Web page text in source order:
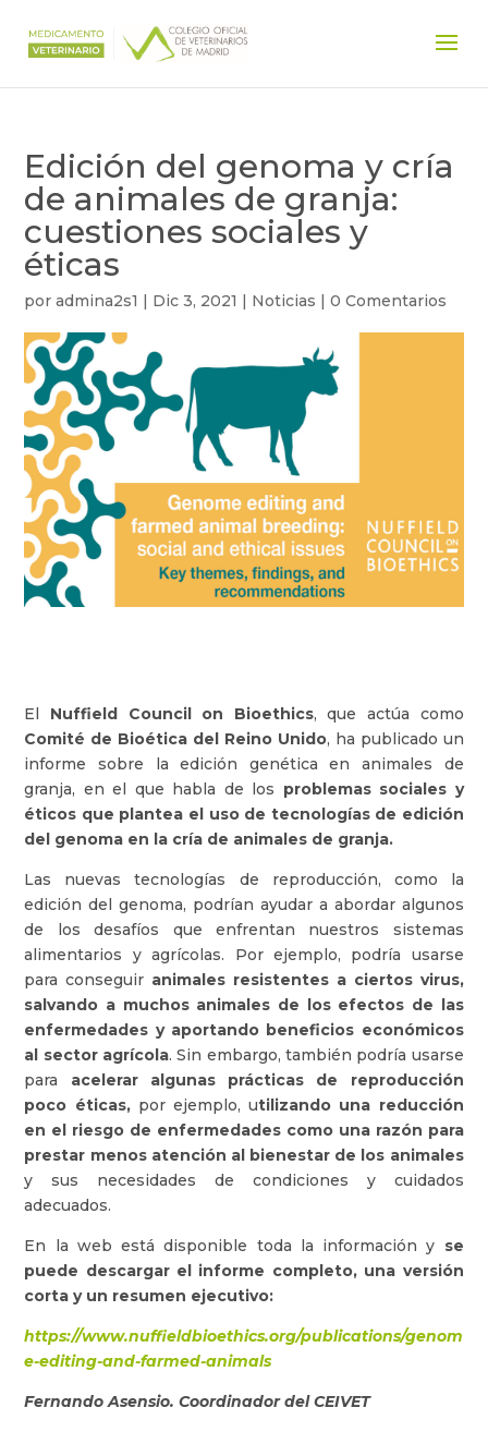
Edición del genoma y cría
de animales de granja:
cuestiones sociales y
éticas
poradmina2s1 | Dic 3, 2021 | Noticias |0 Comentarios
El Nuffield Council on Bioethics, que actúa como
Comité de Bioética del Reino Unido, ha publicado un
informe sobre la edición genética en animales de
granja, en el que habla de los problemas sociales y
éticos que plantea el uso de tecnologías de edición
del genoma en la cría de animales de granja.
Las nuevas tecnologías de reproducción, como la
edición del genoma, podrían ayudar a abordar algunos
de los desafíos que enfrentan nuestros sistemas
alimentarios y agrícolas. Por ejemplo, podría usarse
para conseguir animales resistentes a ciertos virus,
salvando a muchos animales de los efectos de las
enfermedades y aportando beneficios económicos
al sector agrícola. Sin embargo, también podría usarse
para acelerar algunas prácticas de reproducción
poco éticas,por ejemplo, utilizando una reducción
en el riesgo de enfermedades como una razón para
prestar menos atención al bienestar de los animales
y sus necesidades de condiciones y cuidados
adecuados.
En la web está disponible toda la información y se
puede descargar el informe completo, una versión
corta y un resumen ejecutivo:
https://www.nuffieldbioethics.org/publications/genom
e-editing-and-farmed-animals
Fernando Asensio. Coordinador del CEIVET